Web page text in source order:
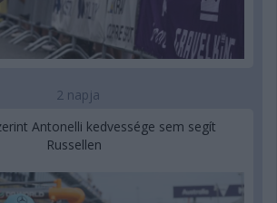
2 napja
Antonelli kedvessége sem segít
Russellen